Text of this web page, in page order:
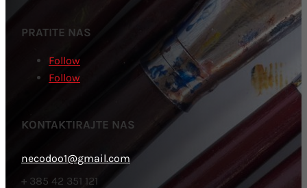
PRATITE NAS
Follow
Follow
KONTAKTIRAJTE NAS
necodoo1@gmail.com
+ 385 42 351 121